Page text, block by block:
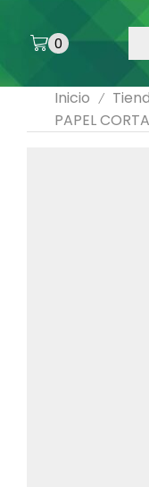
0
Inicio /
PAPEL